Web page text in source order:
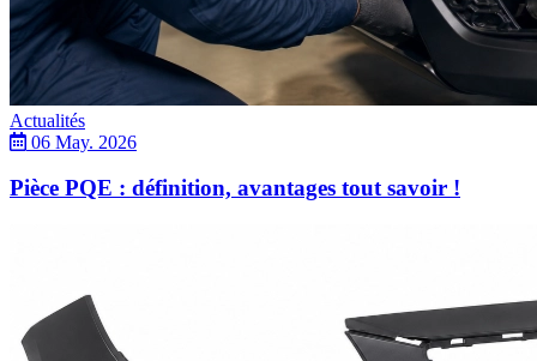
Actualités
06 May. 2026
Pièce PQE : définition, avantages tout savoir !